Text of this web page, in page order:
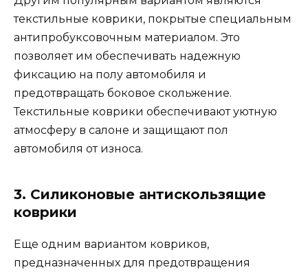
текстильные коврики, покрытые специальным
антипробуксовочным материалом. Это
позволяет им обеспечивать надежную
фиксацию на полу автомобиля и
предотвращать боковое скольжение.
Текстильные коврики обеспечивают уютную
атмосферу в салоне и защищают пол
автомобиля от износа.
3. Силиконовые антискользящие
коврики
Еще одним вариантом ковриков,
предназначенных для предотвращения